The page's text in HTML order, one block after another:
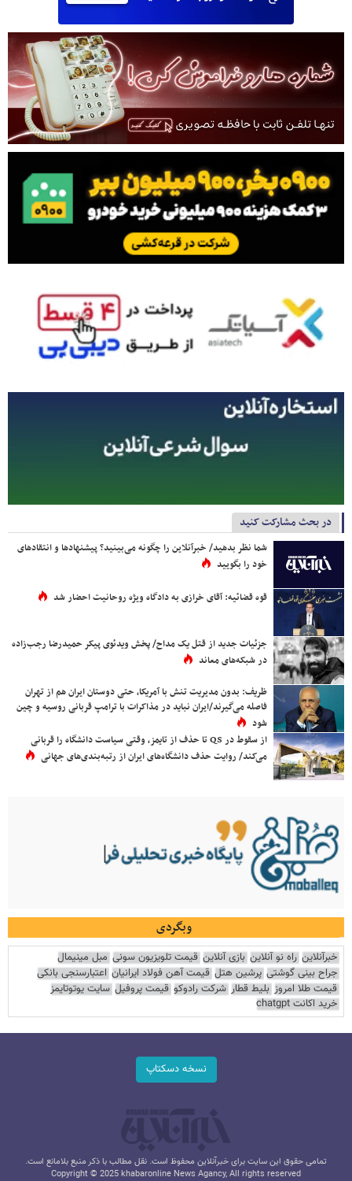
در بحث مشارکت کنید
شما نظر بدهید/ خبرآنلاین را چگونه می‌بینید؟ پیشنهادها و انتقادهای
خود را بگویید
قوه قضائیه: آقای خرازی به دادگاه ویژه روحانیت احضار شد
جزئیات جدید از قتل یک مداح/ پخش ویدئوی پیکر حمیدرضا رجب‌زاده
در شبکه‌های معاند
ظریف: بدون مدیریت تنش با آمریکا، حتی دوستان ایران هم از تهران
فاصله می‌گیرند/ایران نباید در مذاکرات با ترامپ قربانی روسیه و چین
شود
از سقوط در QS تا حذف از تایمز، وقتی سیاست دانشگاه را قربانی
می‌کند/ روایت حذف دانشگاه‌های ایران از رتبه‌بندی‌های جهانی
وبگردی
خبرآنلاین راه نو آنلاین بازی آنلاین قیمت تلویزیون سونی مبل مینیمال
جراح بینی گوشتی پرشین هتل قیمت آهن فولاد ایرانیان اعتبارسنجی بانکی
قیمت طلا امروز بلیط قطار شرکت رادوکو قیمت پروفیل سایت یوتوتایمز
خرید اکانت chatgpt
نسخه دسکتاپ
تمامی حقوق این سایت برای خبرآنلاین محفوظ است. نقل مطالب با ذکر منبع بلامانع است.
Copyright © 2025 khabaronline News Agancy, All rights reserved